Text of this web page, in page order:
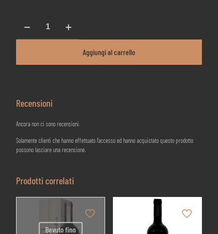
Rosso
-
2021
Aggiungi al carrello
Recensioni
Ancora non ci sono recensioni.
Solamente clienti che hanno effettuato l'accesso ed hanno acquistato questo prodotto
possono lasciare una recensione.
Prodotti correlati
Bevuto fino